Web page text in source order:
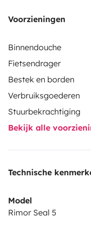
Voorzieningen
Binnendouche
Fietsendrager
Bestek en borden
Verbruiksgoederen
Stuurbekrachtiging
Bekijk alle
Technische
Model
Rimor Seal 5